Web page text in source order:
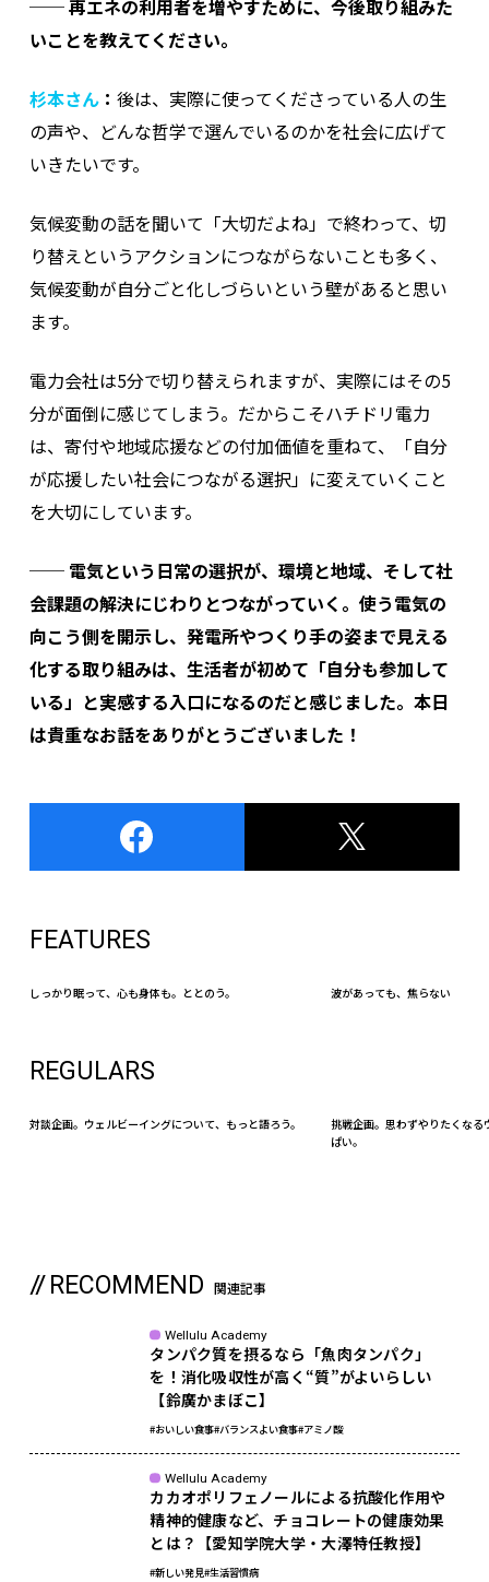
──再エネの利用者を増やすために、今後取り組みた
いことを教えてください。
杉本さん： 後は、実際に使ってくださっている人の生
の声や、どんな哲学で選んでいるのかを社会に広げて
いきたいです。
気候変動の話を聞いて「大切だよね」で終わって、切
り替えというアクションにつながらないことも多く、
気候変動が自分ごと化しづらいという壁があると思い
ます。
電力会社は5分で切り替えられますが、実際にはその5
分が面倒に感じてしまう。だからこそハチドリ電力
は、寄付や地域応援などの付加価値を重ねて、「自分
が応援したい社会につながる選択」に変えていくこと
を大切にしています。
── 電気という日常の選択が、環境と地域、そして社
会課題の解決にじわりとつながっていく。使う電気の
向こう側を開示し、発電所やつくり手の姿まで見える
化する取り組みは、生活者が初めて「自分も参加して
いる」と実感する入口になるのだと感じました。本日
は貴重なお話をありがとうございました！
FEATURES
しっかり眠って、心も身体も。ととのう。 波があっても、焦らない
REGULARS
対談企画。ウェルビーイングについて、もっと語ろう。
挑戦企画。思わずやりたくなる
ぱい。
RECOMMEND 関連記事
Wellulu Academy
タンパク質を摂るなら「魚肉タンパク」
を！消化吸収性が高く“質”がよいらしい
【鈴廣かまぼこ】
#おいしい食事#バランスよい食事#アミノ酸
Wellulu Academy
カカオポリフェノールによる抗酸化作用や
精神的健康など、チョコレートの健康効果
とは？【愛知学院大学・大澤特任教授】
#新しい発見#生活習慣病